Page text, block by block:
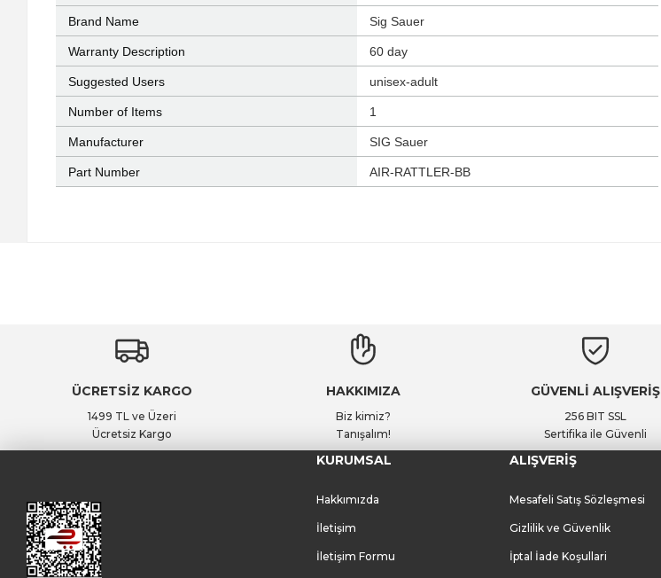
Brand Name ‎Sig Sauer
Warranty Description ‎60 day
Suggested Users ‎unisex-adult
Number of Items ‎1
Manufacturer ‎SIG Sauer
Part Number ‎AIR-RATTLER-BB
ÜCRETSİZ KARGO
1499 TL ve Üzeri
Ücretsiz Kargo
HAKKIMIZA
Biz kimiz?
Tanışalım!
GÜVENLİ ALIŞVERİŞ
256 BIT SSL
Sertifika ile Güvenli
KURUMSAL
Hakkımızda
İletişim
İletişim Formu
ALIŞVERİŞ
Mesafeli Satış Sözleşmesi
Gizlilik ve Güvenlik
İptal İade Koşullari